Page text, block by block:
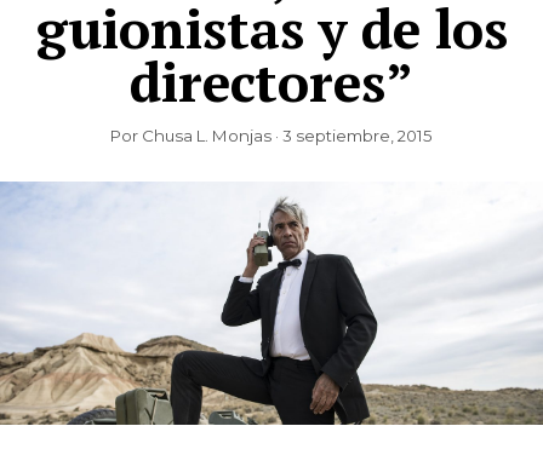
guionistas y de los
directores”
Por Chusa L. Monjas · 3 septiembre, 2015